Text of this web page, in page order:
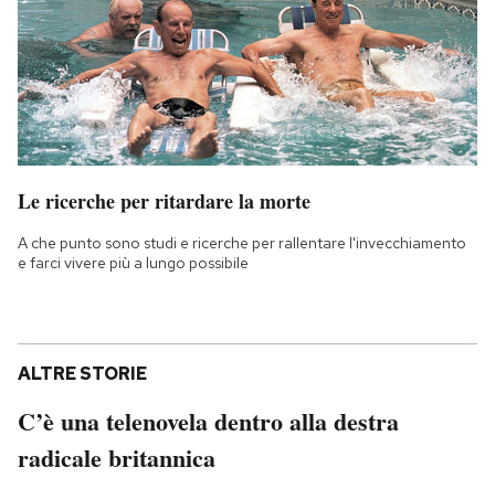
Le ricerche per ritardare la morte
A che punto sono studi e ricerche per rallentare l'invecchiamento
e farci vivere più a lungo possibile
ALTRE STORIE
C’è una telenovela dentro alla destra
radicale britannica